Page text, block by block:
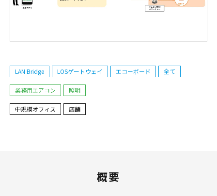
LAN Bridge LOSゲートウェイ エコーボード 全て
業務用エアコン 照明
中規模オフィス 店舗
概要